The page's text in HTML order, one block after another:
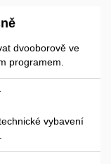
dvooborově ve
programem.
vybavení